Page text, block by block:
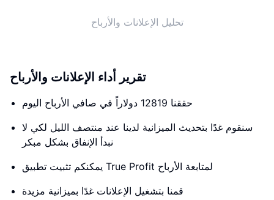
تحليل الإعلانات والأرباح
تقرير أداء الإعلانات والأرباح
حققنا 12819 دولاراً في صافي الأرباح اليوم
سنقوم غدًا بتحديث الميزانية لدينا عند منتصف الليل لكي لا
نبدأ الإنفاق بشكل مبكر
يمكنكم تثبيت تطبيق True Profit لمتابعة الأرباح
قمنا بتشغيل الإعلانات غدًا بميزانية مزيدة